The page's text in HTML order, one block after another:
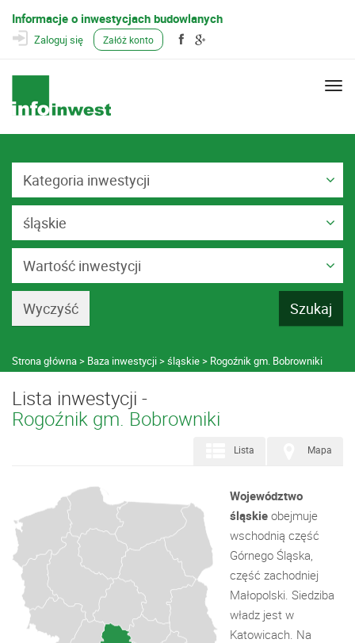
Informacje o inwestycjach budowlanych
Zaloguj się Załóż konto
Kategoria inwestycji
śląskie
Wartość inwestycji
Strona główna Baza inwestycji śląskie Rogoźnik gm. Bobrowniki
Lista inwestycji -
Rogoźnik gm. Bobrowniki
Mapa
Lista
Województwo
śląskie obejmuje
wschodnią część
Górnego Śląska,
część zachodniej
Małopolski. Siedziba
władz jest w
Katowicach. Na